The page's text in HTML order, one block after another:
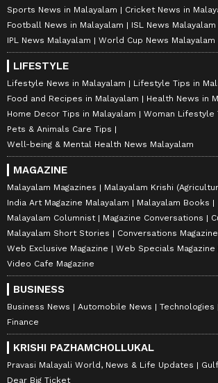
Sports News in Malayalam
Cricket News in
Football News in Malayalam
ISL News Malayalam
IPL News Malayalam
World Cup News Malayalam
LIFESTYLE
Lifestyle News in Malayalam
Lifestyle Tips in
Food and Recipes in Malayalam
Health News in
Home Decor Tips in Malayalam
Woman Lifestyle
Pets & Animals Care Tips
Well-being & Mental Health News Malayalam
MAGAZINE
Malayalam Magazines
Malayalam Krishi
India Art Magazine Malayalam
Malayalam Books
Malayalam Columnist
Magazine Conversations
Malayalam Short Stories
Conversations Magazine
Web Exclusive Magazine
Web Specials Magazine
Video Cafe Magazine
BUSINESS
Business News Automobile News Technologies
Finance
KRISHI PAZHAMCHOLLUKAL
Pravasi Malayali World, News & Life Updates
Dear Big Ticket